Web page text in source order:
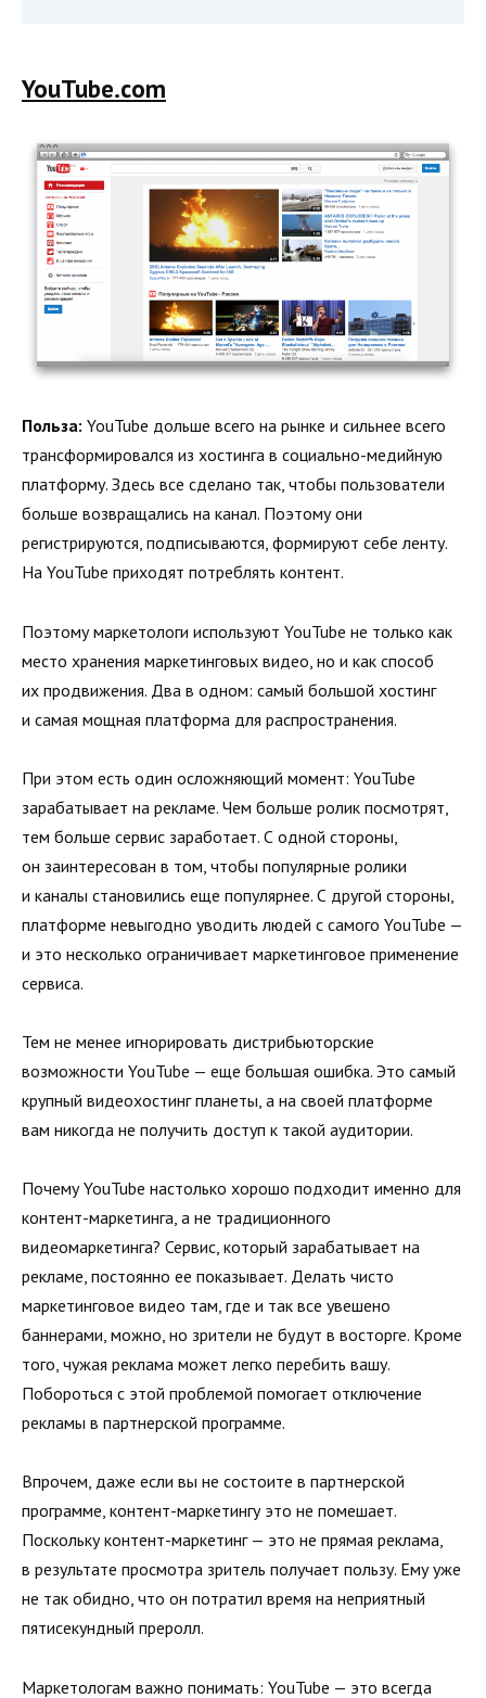
YouTube.com
Польза: YouTube дольше всего на рынке и сильнее всего
трансформировался из хостинга в социально-медийную
платформу. Здесь все сделано так, чтобы пользователи
больше возвращались на канал. Поэтому они
регистрируются, подписываются, формируют себе ленту.
На YouTube приходят потреблять контент.
Поэтому маркетологи используют YouTube не только как
место хранения маркетинговых видео, но и как способ
их продвижения. Два в одном: самый большой хостинг
и самая мощная платформа для распространения.
При этом есть один осложняющий момент: YouTube
зарабатывает на рекламе. Чем больше ролик посмотрят,
тем больше сервис заработает. С одной стороны,
он заинтересован в том, чтобы популярные ролики
и каналы становились еще популярнее. С другой стороны,
платформе невыгодно уводить людей с самого YouTube —
и это несколько ограничивает маркетинговое применение
сервиса.
Тем не менее игнорировать дистрибьюторские
возможности YouTube — еще большая ошибка. Это самый
крупный видеохостинг планеты, а на своей платформе
вам никогда не получить доступ к такой аудитории.
Почему YouTube настолько хорошо подходит именно для
контент-маркетинга, а не традиционного
видеомаркетинга? Сервис, который зарабатывает на
рекламе, постоянно ее показывает. Делать чисто
маркетинговое видео там, где и так все увешено
баннерами, можно, но зрители не будут в восторге. Кроме
того, чужая реклама может легко перебить вашу.
Побороться с этой проблемой помогает отключение
рекламы в партнерской программе.
Впрочем, даже если вы не состоите в партнерской
программе, контент-маркетингу это не помешает.
Поскольку контент-маркетинг — это не прямая реклама,
в результате просмотра зритель получает пользу. Ему уже
не так обидно, что он потратил время на неприятный
пятисекундный преролл.
Маркетологам важно понимать: YouTube — это всегда